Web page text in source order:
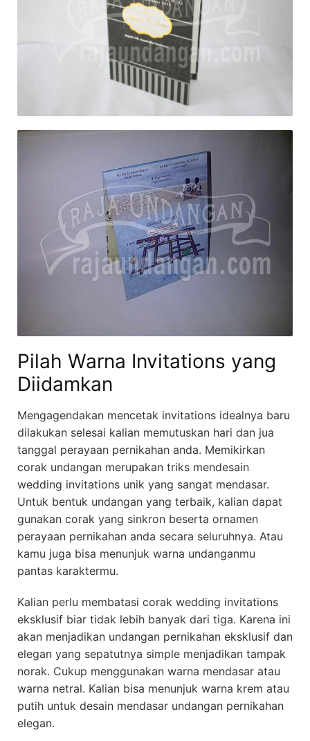
Pilah Warna Invitations yang
Diidamkan
Mengagendakan mencetak invitations idealnya baru
dilakukan selesai kalian memutuskan hari dan jua
tanggal perayaan pernikahan anda. Memikirkan
corak undangan merupakan triks mendesain
wedding invitations unik yang sangat mendasar.
Untuk bentuk undangan yang terbaik, kalian dapat
gunakan corak yang sinkron beserta ornamen
perayaan pernikahan anda secara seluruhnya. Atau
kamu juga bisa menunjuk warna undanganmu
pantas karaktermu.
Kalian perlu membatasi corak wedding invitations
eksklusif biar tidak lebih banyak dari tiga. Karena ini
akan menjadikan undangan pernikahan eksklusif dan
elegan yang sepatutnya simple menjadikan tampak
norak. Cukup menggunakan warna mendasar atau
warna netral. Kalian bisa menunjuk warna krem atau
putih untuk desain mendasar undangan pernikahan
elegan.